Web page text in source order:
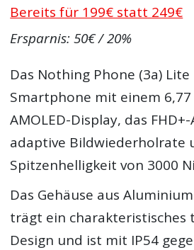
Bereits für 199€ statt 249€
Ersparnis: 50€ / 20%
Das Nothing Phone (3a)
Smartphone mit einem
AMOLED-Display, das
adaptive Bildwiederholrate
Spitzenhelligkeit von 3000
Das Gehäuse aus
trägt ein charakteristisches
Design und ist mit IP54